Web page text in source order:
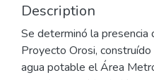
Description
Se determinó la presencia
Proyecto Orosi,
agua potable el Área